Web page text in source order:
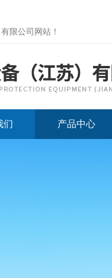
限公司网站 ！
们 产品中心